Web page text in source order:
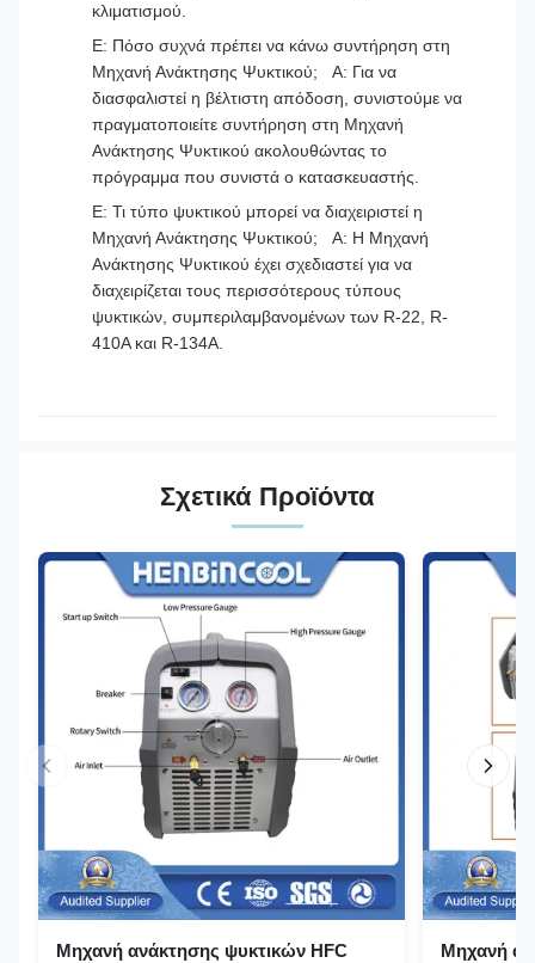
κλιματισμού.
Ε: Πόσο συχνά πρέπει να κάνω συντήρηση στη
Μηχανή Ανάκτησης Ψυκτικού; Α: Για να
διασφαλιστεί η βέλτιστη απόδοση, συνιστούμε να
πραγματοποιείτε συντήρηση στη Μηχανή
Ανάκτησης Ψυκτικού ακολουθώντας το
πρόγραμμα που συνιστά ο κατασκευαστής.
Ε: Τι τύπο ψυκτικού μπορεί να διαχειριστεί η
Μηχανή Ανάκτησης Ψυκτικού; Α: Η Μηχανή
Ανάκτησης Ψυκτικού έχει σχεδιαστεί για να
διαχειρίζεται τους περισσότερους τύπους
ψυκτικών, συμπεριλαμβανομένων των R-22, R-
410A και R-134A.
Σχετικά Προϊόντα
Μηχανή ανάκτησης ψυκτικών HFC
Μηχανή